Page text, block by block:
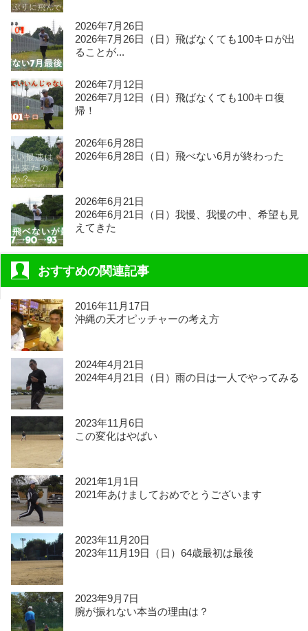
2026年7月26日
2026年7月26日（日）飛ばなくても100キロが出
ることが...
2026年7月12日
2026年7月12日（日）飛ばなくても100キロ復
帰！
2026年6月28日
2026年6月28日（日）飛べない6月が終わった
2026年6月21日
2026年6月21日（日）我慢、我慢の中、希望も見
えてきた
おすすめの関連記事
2016年11月17日
沖縄の天才ピッチャーの考え方
2024年4月21日
2024年4月21日（日）雨の日は一人でやってみる
2023年11月6日
この変化はやばい
2021年1月1日
2021年あけましておめでとうございます
2023年11月20日
2023年11月19日（日）64歳最初は最後
2023年9月7日
腕が振れない本当の理由は？